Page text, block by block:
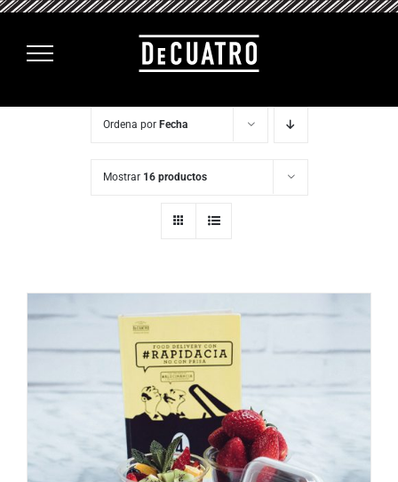
Saltar
contenido
Ordena por Fecha
Mostrar 16 productos